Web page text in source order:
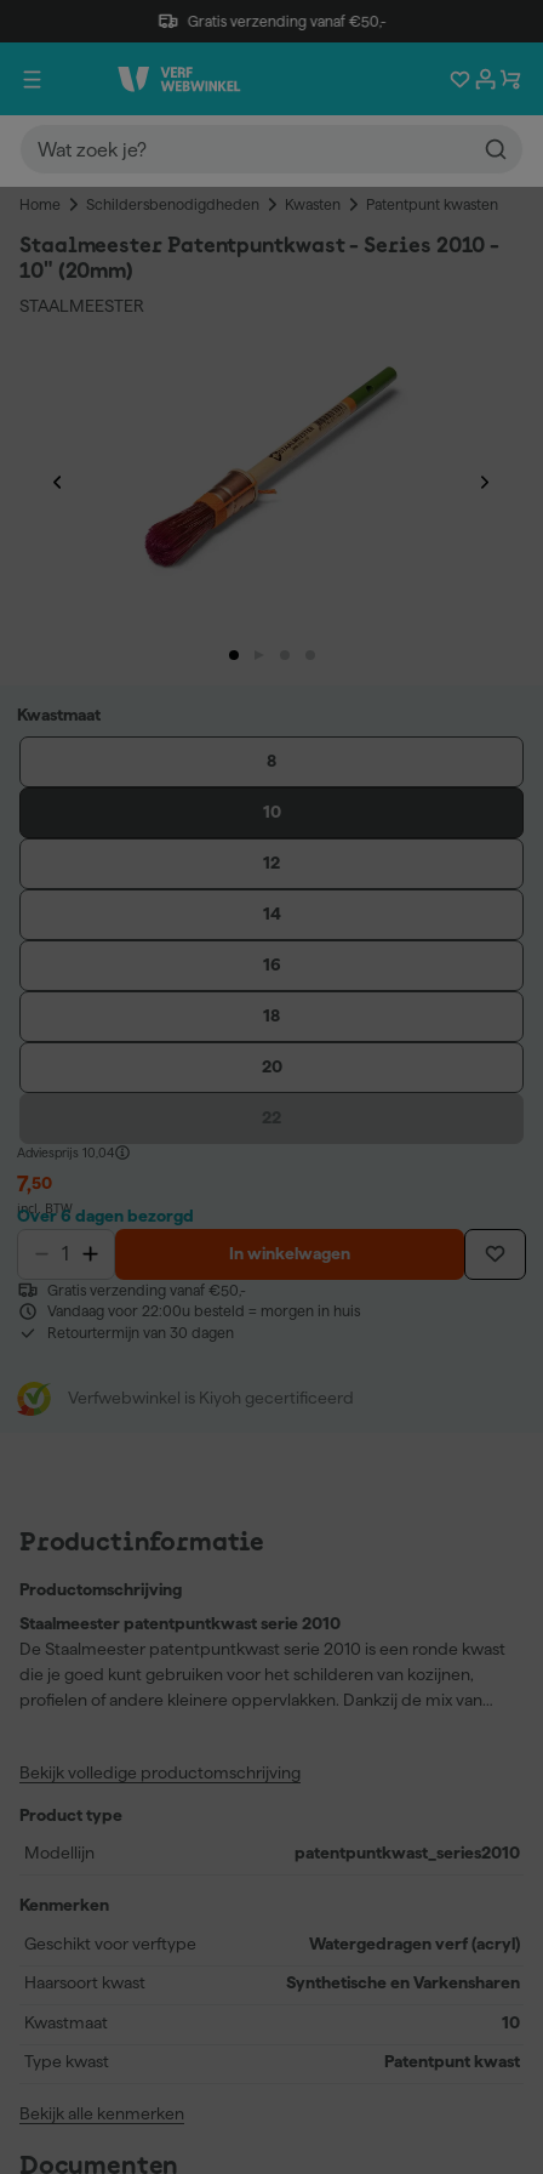
Gratis verzending vanaf €50,-
Home Schildersbenodigdheden Kwasten Patentpunt kwasten
Staalmeester Patentpuntkwast - Series 2010 -
10" (20mm)
STAALMEESTER
Kwastmaat
8
10
12
14
16
18
20
Adviesprijs 10,04
7,50
incl. BTW
Over 6 dagen bezorgd
In winkelwagen
Gratis verzending vanaf €50,-
Vandaag voor 22:00u besteld = morgen in huis
Retourtermijn van 30 dagen
Verfwebwinkel is Kiyoh gecertificeerd
Productinformatie
Productomschrijving
Staalmeester patentpuntkwast serie 2010
De Staalmeester patentpuntkwast serie 2010 is een ronde kwast
die je goed kunt gebruiken voor het schilderen van kozijnen,
profielen of andere kleinere oppervlakken. Dankzij de mix van
zijn stevig vastgezet in een verkoperde ring, wat zorgt voor een
de hand en geeft je goede controle tijdens het schilderen. Door
de spits toelopende punt kom je gemakkelijk in hoeken en langs
voor gladde, middelgrote vlakken.
Bekijk volledige productomschrijving
Product type
Modellijn
patentpuntkwast_series2010
Kenmerken
Geschikt voor verftype
Watergedragen verf (acryl)
Haarsoort kwast Synthetische en Varkensharen
Kwastmaat 10
Type kwast Patentpunt kwast
Bekijk alle kenmerken
Documenten